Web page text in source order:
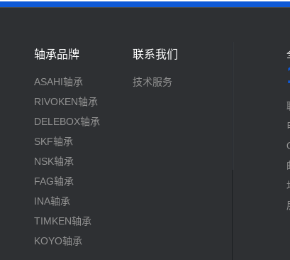
轴承品牌
ASAHI轴承
RIVOKEN轴承
DELEBOX轴承
SKF轴承
NSK轴承
FAG轴承
INA轴承
TIMKEN轴承
KOYO轴承
联系我们
技术服务